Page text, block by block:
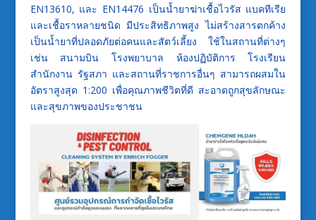
EN13610, และ EN14476 เป็นน้ำยาฆ่าเชื้อไวรัส แบคทีเรีย
และเชื้อราหลายชนิด มีประสิทธิภาพสูง ไม่สร้างสารตกค้าง
เป็นน้ำยาที่ปลอดภัยต่อคนและสัตว์เลี้ยง ใช้ในสถานที่ต่างๆ
เช่น สนามบิน โรงพยาบาล ห้องปฏิบัติการ โรงเรียน
สำนักงาน รัฐสภา และสถานที่ราชการอื่นๆ สามารถผสมใน
อัตราสูงสุด 1:200 เพื่อคุณภาพชีวิตที่ดี สะอาดถูกสุขลักษณะ
และสุขภาพของประชาชน